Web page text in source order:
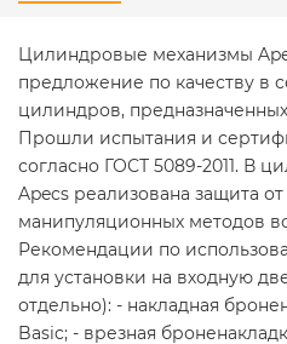
Цилиндровые механизмы
предложение по качеству в
цилиндров,
Прошли испытания и
согласно ГОСТ 5089-2011. В
Apecs реализована защита
манипуляционных методов
Рекомендации по
для установки на входную
отдельно): - накладная
Basic; - врезная